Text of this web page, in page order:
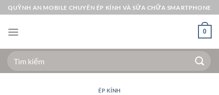
Bỏ
qua
nội
QUỲNH AN MOBILE CHUYÊN ÉP KÍNH VÀ SỬA CHỮA SMARTPHONE
0
Tìm
kiếm:
ÉP KÍNH